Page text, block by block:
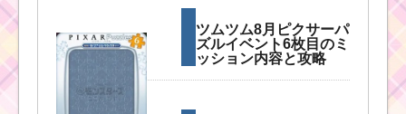
ツムツム8月ピクサーパ
ズルイベント6枚目のミ
ッション内容と攻略